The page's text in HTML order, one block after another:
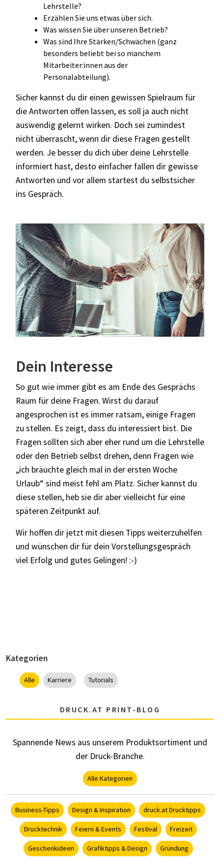
Lehrstelle?
Erzählen Sie uns etwas über sich.
Was wissen Sie über unseren Betrieb?
Was sind Ihre Stärken/Schwächen (ganz
besonders beliebt bei so manchem
Mitarbeiter:innen aus der
Personalabteilung).
Sicher kannst du dir einen gewissen Spielraum für
die Antworten offen lassen, es soll ja auch nicht
auswendig gelernt wirken. Doch sei zumindest
nicht überrascht, wenn dir diese Fragen gestellt
werden. Je besser du dich über deine Lehrstelle
informiert hast, desto einfacher fallen dir gewisse
Antworten und vor allem startest du selbstsicher
ins Gespräch.
Dein Interesse
So gut wie immer gibt es am Ende des Gesprächs
Raum für deine Fragen. Wirst du darauf
angesprochen ist es immer ratsam, einige Fragen
zu stellen. Es zeigt, dass du interessiert bist. Die
Fragen sollten sich aber eher rund um die Lehrstelle
oder den Betrieb selbst drehen, denn Fragen wie
„ich bräuchte gleich mal in der ersten Woche
Urlaub“ sind meist fehl am Platz. Sicher kannst du
diese stellen, heb sie dir aber vielleicht für eine
späteren Zeitpunkt auf.
Wir hoffen dir jetzt mit diesen Tipps weiterzuhelfen
und wünschen dir für dein Vorstellungsgespräch
viel Erfolg und gutes Gelingen! :-)
Kategorien
Alle Karriere Tutorials
DRUCK.AT PRINT-BLOG
Spannende News aus unserem Produktsortiment und
der Druck-Branche.
Alle Kategorien
Business-Tipps Design & Inspiration druck.at Drucktipps
Drucktechnik Feiern & Events Festival Freizeit
Geschenkideen Grafiktipps & Design Gründung